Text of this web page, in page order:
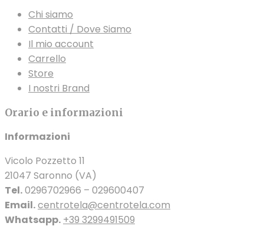
Chi siamo
Contatti / Dove Siamo
Il mio account
Carrello
Store
I nostri Brand
Orario e informazioni
Informazioni
Vicolo Pozzetto 11
21047 Saronno (VA)
Tel.0296702966 – 029600407
Email.centrotela@centrotela.com
Whatsapp. +39 3299491509